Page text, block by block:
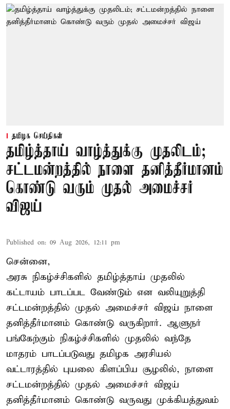
தமிழக செய்திகள்
தமிழ்த்தாய் வாழ்த்துக்கு முதலிடம்;
சட்டமன்றத்தில் நாளை தனித்தீர்மானம்
கொண்டு வரும் முதல் அமைச்சர்
விஜய்
Published on: 09 Aug 2026, 12:11 pm
சென்னை,
அரசு நிகழ்ச்சிகளில் தமிழ்த்தாய் முதலில்
கட்டாயம் பாடப்பட வேண்டும் என வலியுறுத்தி
சட்டமன்றத்தில் முதல் அமைச்சர் விஜய் நாளை
தனித்தீர்மானம் கொண்டு வருகிறார். ஆளுநர்
பங்கேற்கும் நிகழ்ச்சிகளில் முதலில் வந்தே
மாதரம் பாடப்படுவது தமிழக அரசியல்
வட்டாரத்தில் புயலை கிளப்பிய சூழலில், நாளை
சட்டமன்றத்தில் முதல் அமைச்சர் விஜய்
தனித்தீர்மானம் கொண்டு வருவது முக்கியத்துவம்